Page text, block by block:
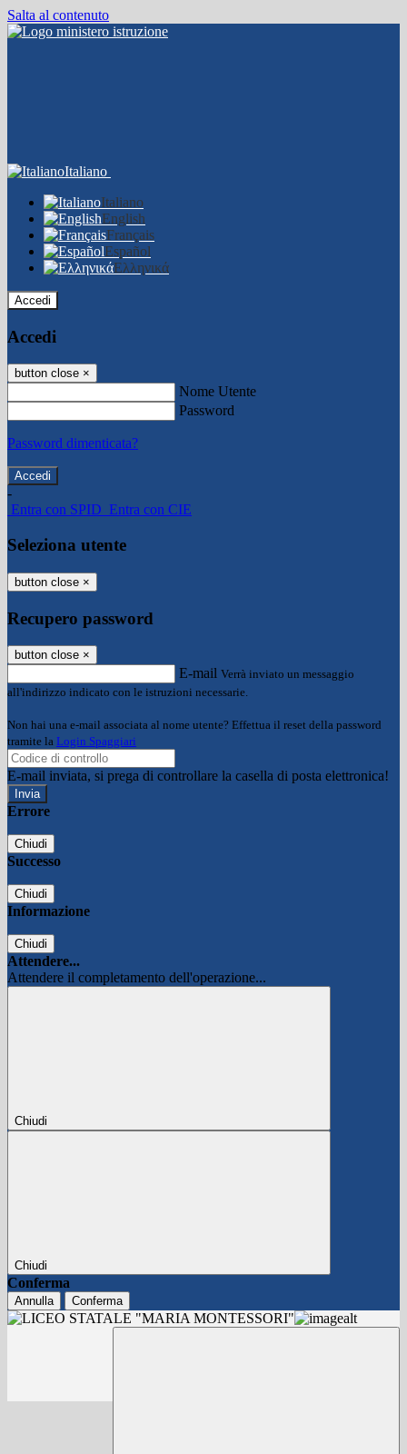
Salta al contenuto
Italiano
Italiano
English
Français
Español
Ελληνικά
Accedi
Accedi
button close ×
Nome Utente
Password
Password dimenticata?
-
Entra con SPID Entra con CIE
Seleziona utente
button close ×
Recupero password
button close ×
E-mail Verrà inviato un messaggio
all'indirizzo indicato con le istruzioni necessarie.
Non hai una e-mail associata al nome utente? Effettua il reset della password
tramite la Login Spaggiari
E-mail inviata, si prega di controllare la casella di posta elettronica!
Errore
Chiudi
Successo
Chiudi
Informazione
Chiudi
Attendere...
Attendere il completamento dell'operazione...
Chiudi
Chiudi
Conferma
Annulla Conferma